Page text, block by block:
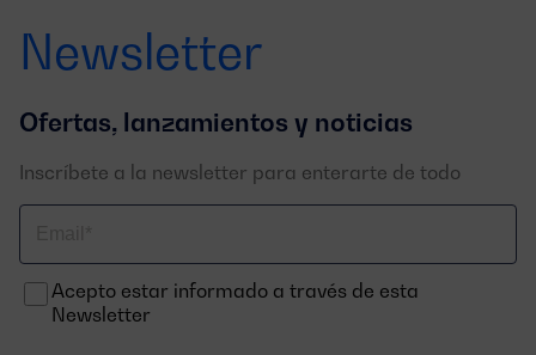
Newsletter
Ofertas, lanzamientos y noticias
Inscríbete a la newsletter para enterarte de todo
electrónico
Acepto estar informado a través de esta
Newsletter